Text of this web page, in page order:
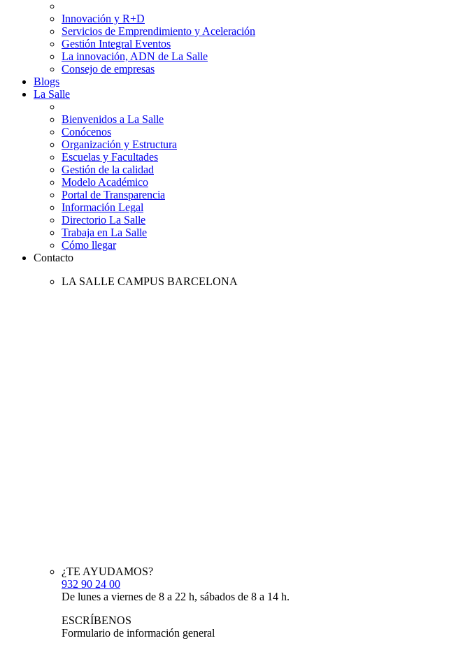
Innovación y R+D
Servicios de Emprendimiento y Aceleración
Gestión Integral Eventos
La innovación, ADN de La Salle
Consejo de empresas
Blogs
La Salle
Bienvenidos a La Salle
Conócenos
Organización y Estructura
Escuelas y Facultades
Gestión de la calidad
Modelo Académico
Portal de Transparencia
Información Legal
Directorio La Salle
Trabaja en La Salle
Cómo llegar
Contacto
LA SALLE CAMPUS BARCELONA
¿TE AYUDAMOS?
932 90 24 00
De lunes a viernes de 8 a 22 h, sábados de 8 a 14 h.
ESCRÍBENOS
Formulario de información general